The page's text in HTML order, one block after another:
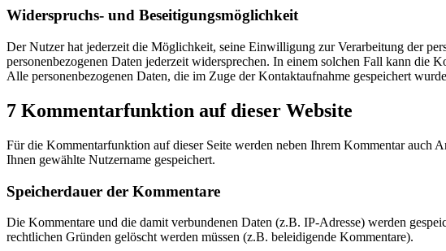
Widerspruchs- und Beseitigungsmöglichkeit
Der Nutzer hat jederzeit die Möglichkeit, seine Einwilligung zur Verarbeitung der
personenbezogenen Daten jederzeit widersprechen. In einem solchen Fall kann die
Alle personenbezogenen Daten, die im Zuge der Kontaktaufnahme gespeichert
7 Kommentarfunktion auf dieser Website
Für die Kommentarfunktion auf dieser Seite werden neben Ihrem Kommentar auch
Ihnen gewählte Nutzername gespeichert.
Speicherdauer der Kommentare
Die Kommentare und die damit verbundenen Daten (z.B. IP-Adresse) werden
rechtlichen Gründen gelöscht werden müssen (z.B. beleidigende Kommentare).